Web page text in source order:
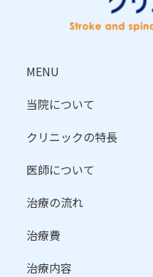
MENU
当院について
クリニックの特長
医師について
治療の流れ
治療費
治療内容